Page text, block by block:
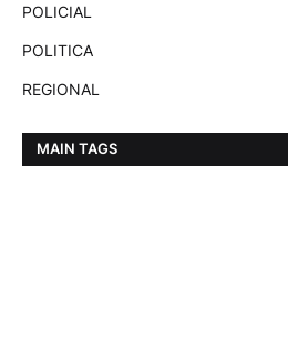
POLICIAL
POLITICA
REGIONAL
MAIN TAGS